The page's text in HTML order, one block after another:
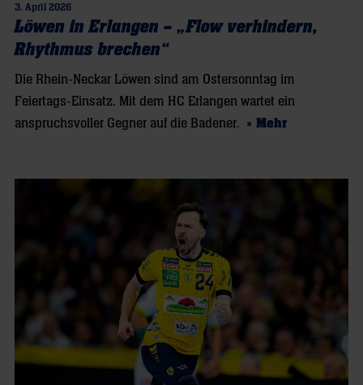
3. April 2026
Löwen in Erlangen – „Flow verhindern,
Rhythmus brechen“
Die Rhein-Neckar Löwen sind am Ostersonntag im
Feiertags-Einsatz. Mit dem HC Erlangen wartet ein
anspruchsvoller Gegner auf die Badener. » Mehr